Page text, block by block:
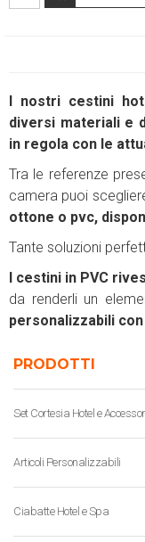
I nostri cestini
diversi materiali e
in regola con le
Tra le referenze
camera puoi
ottone o pvc,
Tante soluzioni
I cestini in PVC
da renderli un
personalizzabili
PRODOTTI
Set Cortesia Hotel e
Articoli Personalizzabili
Ciabatte Hotel e Spa